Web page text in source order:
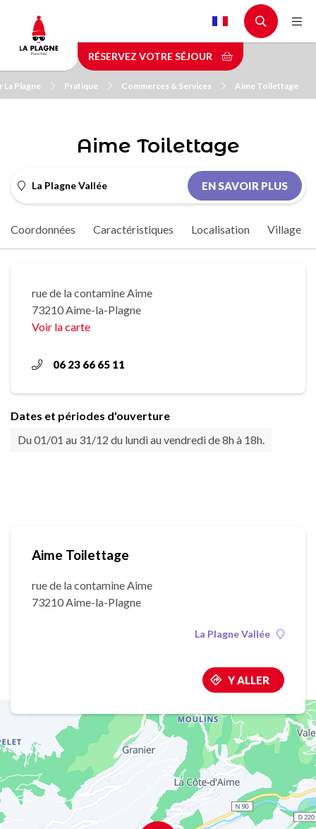
contenu
principal
RÉSERVEZ VOTRE SÉJOUR
Plagne Pratique Commerces & Services Aime Toilettage
Aime Toilettage
La Plagne Vallée EN SAVOIR PLUS
Coordonnées Caractéristiques Localisation Village
rue de la contamine Aime
73210 Aime-la-Plagne
Voir la carte
06 23 66 65 11
Dates et périodes d'ouverture
Du 01/01 au 31/12 du lundi au vendredi de 8h à 18h.
Aime Toilettage
rue de la contamine Aime
73210 Aime-la-Plagne
La Plagne Vallée
Y ALLER